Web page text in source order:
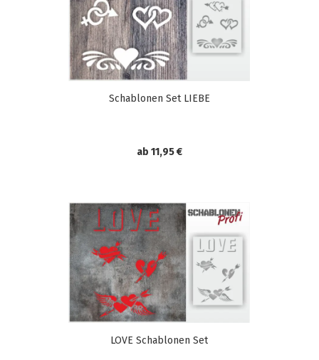
Schablonen Set LIEBE
ab 11,95 €
LOVE Schablonen Set